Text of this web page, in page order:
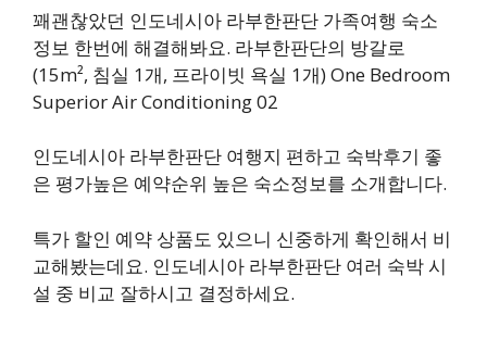
꽤괜찮았던 인도네시아 라부한판단 가족여행 숙소
정보 한번에 해결해봐요. 라부한판단의 방갈로
(15m², 침실 1개, 프라이빗 욕실 1개) One Bedroom
Superior Air Conditioning 02
인도네시아 라부한판단 여행지 편하고 숙박후기 좋
은 평가높은 예약순위 높은 숙소정보를 소개합니다.
특가 할인 예약 상품도 있으니 신중하게 확인해서 비
교해봤는데요. 인도네시아 라부한판단 여러 숙박 시
설 중 비교 잘하시고 결정하세요.